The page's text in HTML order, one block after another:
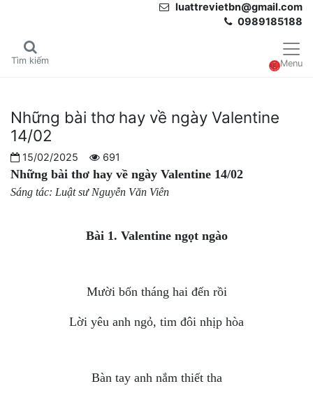
luattrevietbn@gmail.com
0989185188
Tìm kiếm Menu
Những bài thơ hay về ngày Valentine
14/02
15/02/2025 691
Những bài thơ hay về ngày Valentine 14/02
Sáng tác: Luật sư Nguyễn Văn Viên
Bài 1. Valentine ngọt ngào
Mười bốn tháng hai đến rồi
Lời yêu anh ngỏ, tim đôi nhịp hòa
Bàn tay anh nắm thiết tha